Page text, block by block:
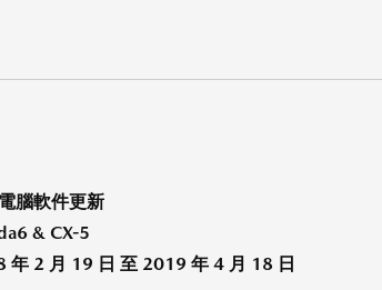
腦軟件更新
& CX-5
年 2 月 19 日 至 2019 年 4 月 18 日